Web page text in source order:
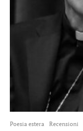
Poesia estera Recensioni